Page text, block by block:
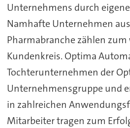
Unternehmens durch
Namhafte Unternehmen
Pharmabranche zählen
Kundenkreis. Optima
Tochterunternehmen der
Unternehmensgruppe und
in zahlreichen
Mitarbeiter tragen zum